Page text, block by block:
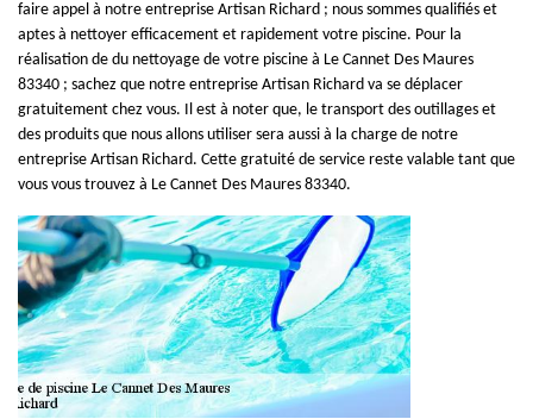
faire appel à notre entreprise Artisan Richard ; nous sommes qualifiés et
aptes à nettoyer efficacement et rapidement votre piscine. Pour la
réalisation de du nettoyage de votre piscine à Le Cannet Des Maures
83340 ; sachez que notre entreprise Artisan Richard va se déplacer
gratuitement chez vous. Il est à noter que, le transport des outillages et
des produits que nous allons utiliser sera aussi à la charge de notre
entreprise Artisan Richard. Cette gratuité de service reste valable tant que
vous vous trouvez à Le Cannet Des Maures 83340.